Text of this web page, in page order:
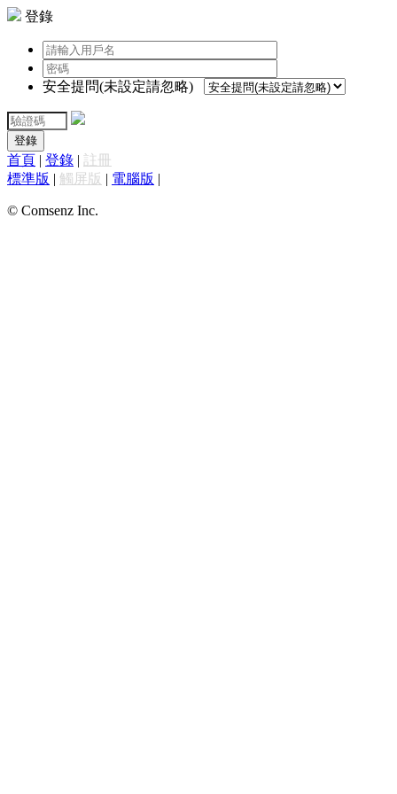
登錄
安全提問(未設定請忽略)
登錄
首頁 | 登錄 | 註冊
標準版 | 觸屏版 | 電腦版 |
© Comsenz Inc.